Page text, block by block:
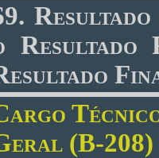
Resultado
(B-